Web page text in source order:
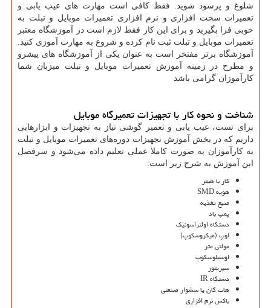
شلوغ و پرسود شوید. فقط کافی است مهارت های عیب یابی و
تعمیرات سخت افزاری و نرم افزاری تعمیرات موبایل و تبلت به
خوبی فرا بگیرید و برای این کار فقط لازم است در آموزشگاه معتبر
تعمیرات موبایل و تبلت ثبت نام کرده و شروع به مهارت آموزی کنید.
آموزشگاه برتر مفتخر است به عنوان یکی از آموزشگاه های پیشرو
و مطرح در زمینه آموزش تعمیرات موبایل و تبلت میزبان شما
کارآموزان گرامی باشد
شناخت و نحوه کار با تجهیزات تعمیرگاه موبایل
برای تست، عیب یابی و تعمیر گوشی نیاز به تجهیزات و ابزارهایی
داریم که در بخش آموزش تجهیزات دوره‌های تعمیرات موبایل و تبلت
به کارآموزان به صورت کاملا عملی تعلیم داده می‌شود و سرفصل
این آموزش به شرح زیر است:
کار با هیتر
هویه SMD
منبع تغذیه
پمپ باد
دستگاه اولتراسونیک
لوپ (میکروسکوپ)
مولتی متر
اوسیلوسکوپ
سپریتور
دستگاه IR
هات گان یا سشوار صنعتی
باکس نرم افزاری